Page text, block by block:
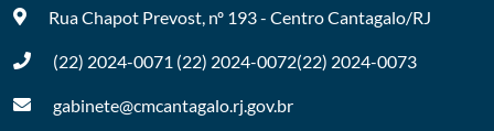
Rua Chapot Prevost, nº 193 - CentroCantagalo/RJ
(22) 2024-0071 (22) 2024-0072(22) 2024-0073
gabinete@cmcantagalo.rj.gov.br